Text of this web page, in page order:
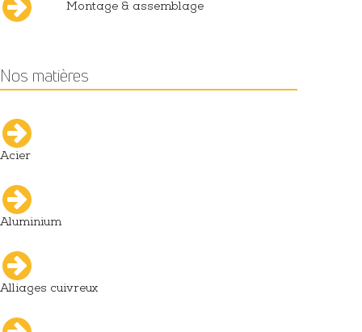
Montage & assemblage
Nos matières
Acier
Aluminium
Alliages cuivreux